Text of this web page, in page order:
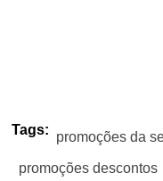
Tags: promoções da
promoções descontos